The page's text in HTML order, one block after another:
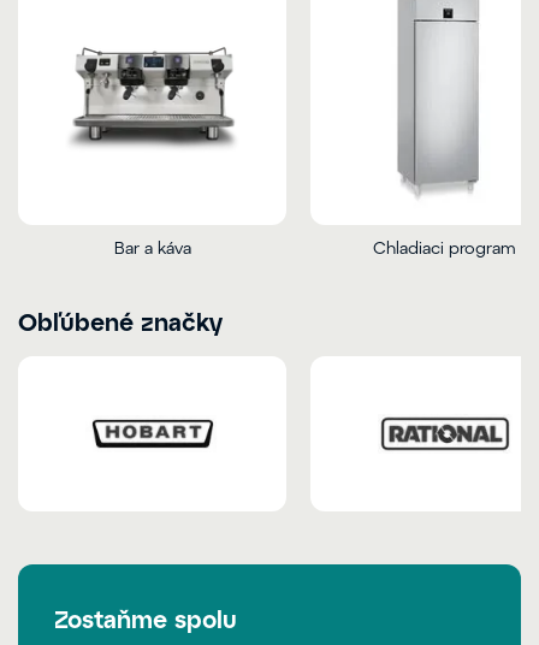
Bar a káva Chladiaci program
Obľúbené značky
Zostaňme spolu